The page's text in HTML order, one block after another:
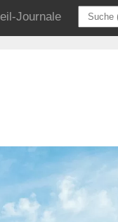
Journale